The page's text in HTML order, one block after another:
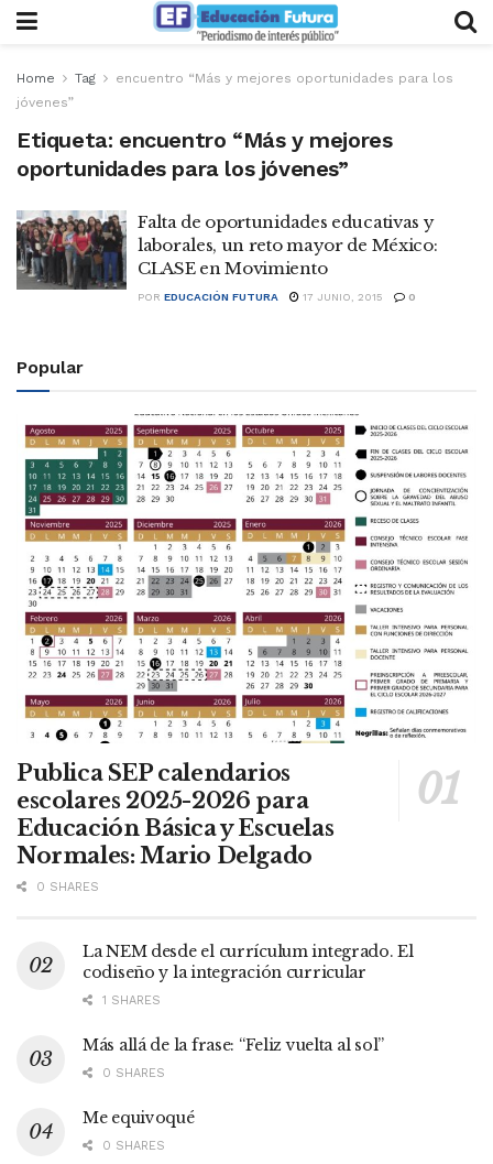
Home Tag
encuentro “Más y mejores oportunidades para los
jóvenes”
Etiqueta: encuentro “Más y mejores
oportunidades para los jóvenes”
Falta de oportunidades educativas y
laborales, un reto mayor de México:
CLASE en Movimiento
POR EDUCACIÓN FUTURA 17 JUNIO, 2015 0
Popular
Publica SEP calendarios
escolares 2025-2026 para
Educación Básica y Escuelas
Normales: Mario Delgado
0 SHARES
La NEM desde el currículum integrado. El
codiseño y la integración curricular
1 SHARES
Más allá de la frase: “Feliz vuelta al sol”
0 SHARES
Me equivoqué
0 SHARES